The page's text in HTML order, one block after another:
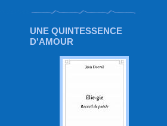
UNE QUINTESSENCE
D'AMOUR